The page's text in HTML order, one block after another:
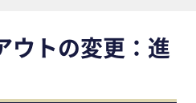
ウトの変更：進